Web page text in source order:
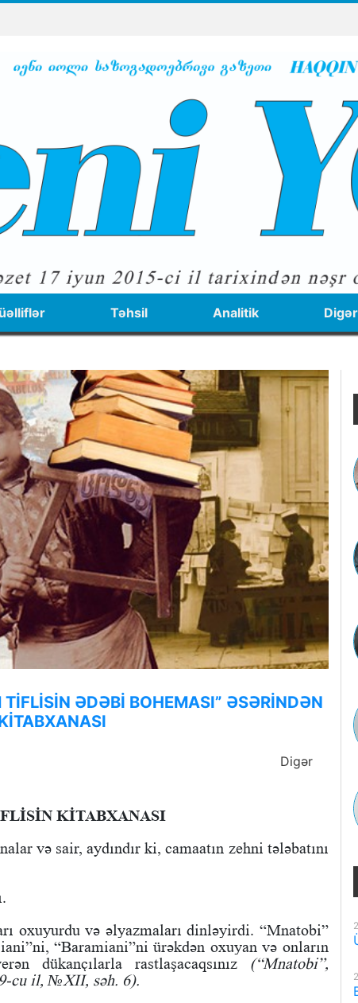
Təhsil Analitik Digər
TİFLİSİN ƏDƏBİ BOHEMASI” ƏSƏRİNDƏN
Digər
KİTABXANASI
və sair, aydındır ki, camaatın zehni tələbatını
oxuyurdu və əlyazmaları dinləyirdi. “Mnatobi”
“Baramiani”ni ürəkdən oxuyan və onların
dükançılarla rastlaşacaqsınız (“Mnatobi”,
cu il, №XII, səh. 6).